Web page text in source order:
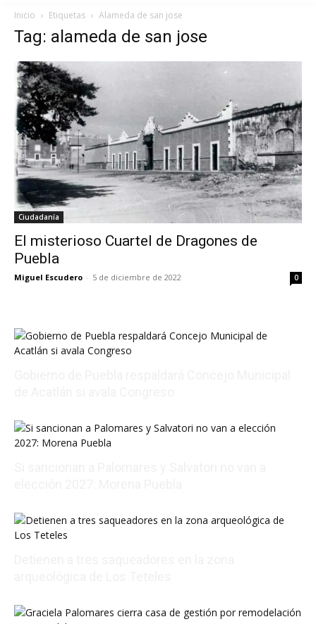
Inicio Etiquetas Alameda de san jose
Tag: alameda de san jose
Ciudadanía
El misterioso Cuartel de Dragones de
Puebla
Miguel Escudero - 5 de diciembre de 2022 0